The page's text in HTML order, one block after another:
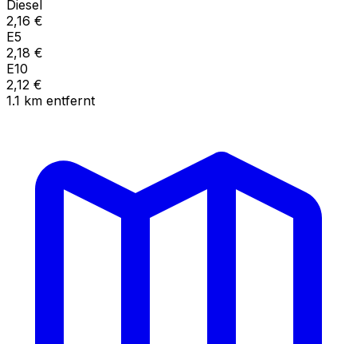
Diesel
2,16 €
E5
2,18 €
E10
2,12 €
1.1 km entfernt